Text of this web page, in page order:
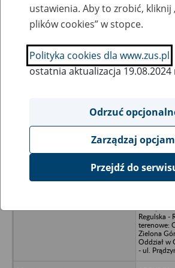
SZUKAJ
Ukryj wszystkie pozycje bazy
R.TEC-
Regulska -
terenowe:
Zielona
Oddział w
- ul.
ustawienia. Aby to zrobić, kliknij
plików cookies” w stopce.
Polityka cookies dla www.zus.pl
ostatnia aktualizacja 19.08.2024
Odrzuć
Zarządzaj
Przejdź do